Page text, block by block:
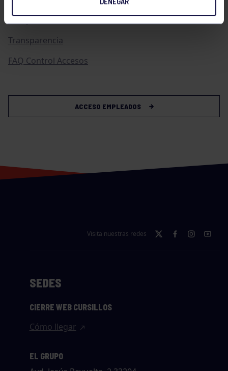
Compras
Transparencia
FAQ Control Accesos
ACCESO EMPLEADOS
Visita nuestras redes
SEDES
CIERRE WEB CURSILLOS
Cómo llegar
EL GRUPO